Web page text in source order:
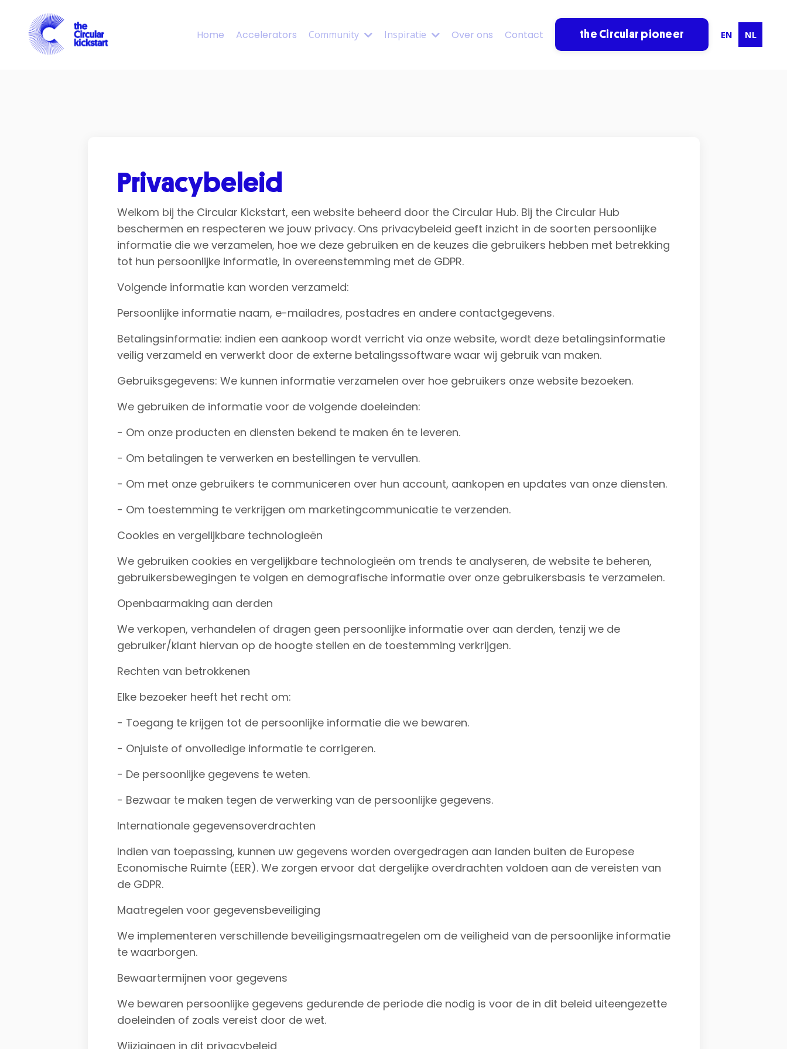
Home Accelerators Community Inspiratie Over ons Contact the Circular pioneer EN NL
Privacybeleid
Welkom bij the Circular Kickstart, een website beheerd door the Circular Hub. Bij the Circular Hub
beschermen en respecteren we jouw privacy. Ons privacybeleid geeft inzicht in de soorten persoonlijke
informatie die we verzamelen, hoe we deze gebruiken en de keuzes die gebruikers hebben met betrekking
tot hun persoonlijke informatie, in overeenstemming met de GDPR.
Volgende informatie kan worden verzameld:
Persoonlijke informatie naam, e-mailadres, postadres en andere contactgegevens.
Betalingsinformatie: indien een aankoop wordt verricht via onze website, wordt deze betalingsinformatie
veilig verzameld en verwerkt door de externe betalingssoftware waar wij gebruik van maken.
Gebruiksgegevens: We kunnen informatie verzamelen over hoe gebruikers onze website bezoeken.
We gebruiken de informatie voor de volgende doeleinden:
- Om onze producten en diensten bekend te maken én te leveren.
- Om betalingen te verwerken en bestellingen te vervullen.
- Om met onze gebruikers te communiceren over hun account, aankopen en updates van onze diensten.
- Om toestemming te verkrijgen om marketingcommunicatie te verzenden.
Cookies en vergelijkbare technologieën
We gebruiken cookies en vergelijkbare technologieën om trends te analyseren, de website te beheren,
gebruikersbewegingen te volgen en demografische informatie over onze gebruikersbasis te verzamelen.
Openbaarmaking aan derden
We verkopen, verhandelen of dragen geen persoonlijke informatie over aan derden, tenzij we de
gebruiker/klant hiervan op de hoogte stellen en de toestemming verkrijgen.
Rechten van betrokkenen
Elke bezoeker heeft het recht om:
- Toegang te krijgen tot de persoonlijke informatie die we bewaren.
- Onjuiste of onvolledige informatie te corrigeren.
- De persoonlijke gegevens te weten.
- Bezwaar te maken tegen de verwerking van de persoonlijke gegevens.
Internationale gegevensoverdrachten
Indien van toepassing, kunnen uw gegevens worden overgedragen aan landen buiten de Europese
Economische Ruimte (EER). We zorgen ervoor dat dergelijke overdrachten voldoen aan de vereisten van
de GDPR.
Maatregelen voor gegevensbeveiliging
We implementeren verschillende beveiligingsmaatregelen om de veiligheid van de persoonlijke informatie
te waarborgen.
Bewaartermijnen voor gegevens
We bewaren persoonlijke gegevens gedurende de periode die nodig is voor de in dit beleid uiteengezette
doeleinden of zoals vereist door de wet.
Wijzigingen in dit privacybeleid